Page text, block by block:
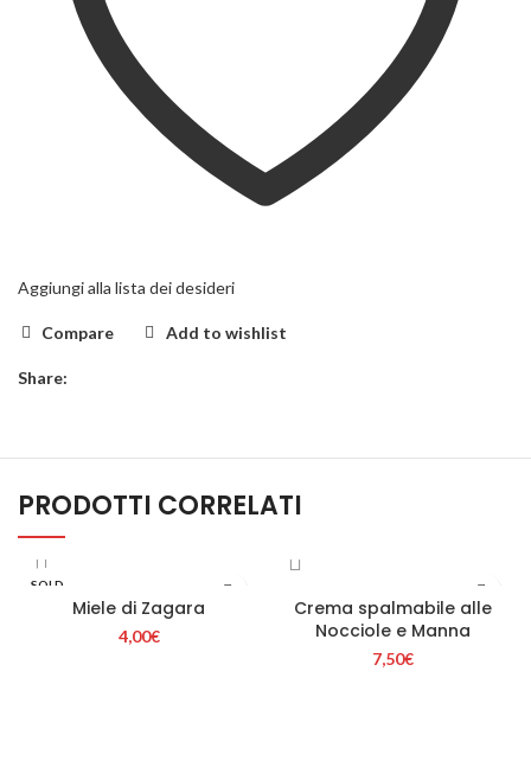
Aggiungi alla lista dei desideri
Compare Add to wishlist
Share:
PRODOTTI CORRELATI
SOLD
Miele di Zagara
4,00€
Crema spalmabile alle
Nocciole e Manna
7,50€